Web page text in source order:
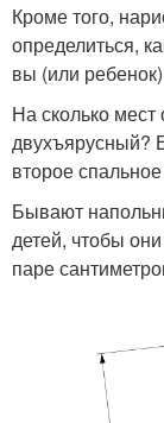
Кроме того,
определиться,
вы (или
На сколько
двухъярусный?
второе
Бывают
детей, чтобы
паре